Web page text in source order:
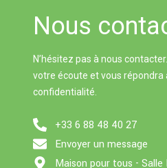
Nous
N’hésitez pas à nous
votre écoute et vous répondra
confidentialité.
+33 6 88 48 40 27
Envoyer un message
Maison pour tous - Salle